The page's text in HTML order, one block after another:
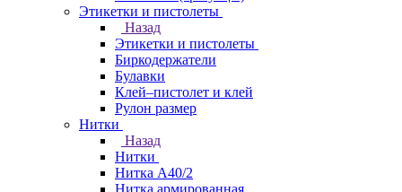
Этикетки и пистолеты
Назад
Этикетки и пистолеты
Биркодержатели
Булавки
Клей–пистолет и клей
Рулон размер
Нитки
Назад
Нитки
Нитка А40/2
Нитка армированная